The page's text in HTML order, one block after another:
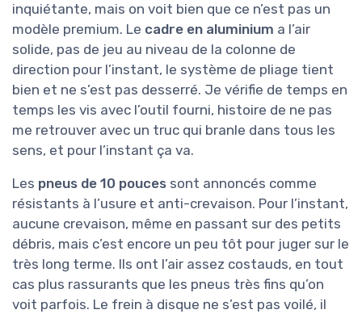
inquiétante, mais on voit bien que ce n’est pas un
modèle premium. Le cadre en aluminium a l’air
solide, pas de jeu au niveau de la colonne de
direction pour l’instant, le système de pliage tient
bien et ne s’est pas desserré. Je vérifie de temps en
temps les vis avec l’outil fourni, histoire de ne pas
me retrouver avec un truc qui branle dans tous les
sens, et pour l’instant ça va.
Les pneus de 10 pouces sont annoncés comme
résistants à l’usure et anti-crevaison. Pour l’instant,
aucune crevaison, même en passant sur des petits
débris, mais c’est encore un peu tôt pour juger sur le
très long terme. Ils ont l’air assez costauds, en tout
cas plus rassurants que les pneus très fins qu’on
voit parfois. Le frein à disque ne s’est pas voilé, il